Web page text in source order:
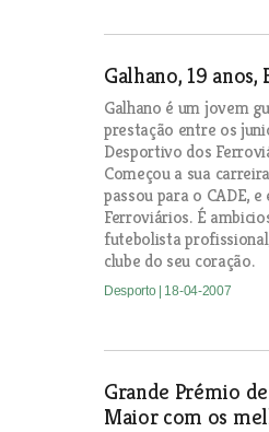
Galhano, 19
Galhano é um jovem
prestação entre os
Desportivo dos
Começou a sua
passou para o CADE,
Ferroviários. É
futebolista
clube do seu coração.
Desporto | 18-04-2007
Grande Prémio
Maior com os